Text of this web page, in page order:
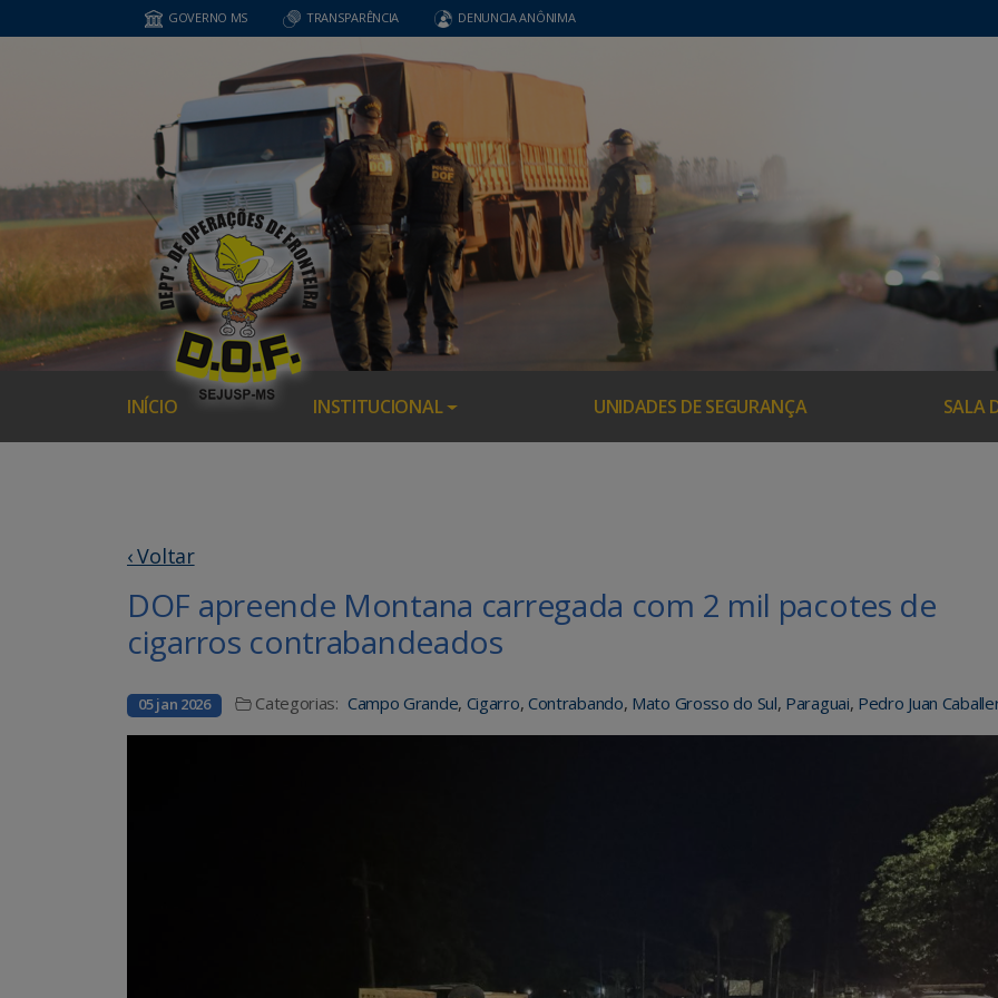
GOVERNO MS TRANSPARÊNCIA DENUNCIA ANÔNIMA
INÍCIO INSTITUCIONAL UNIDADES DE SEGURANÇA SALA
‹ Voltar
DOF apreende Montana carregada com 2 mil pacotes de
cigarros contrabandeados
05 jan 2026 Categorias: Campo Grande, Cigarro, Contrabando, Mato Grosso do Sul, Paraguai, Pedro Juan